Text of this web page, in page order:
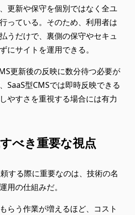
更新や保守を個別ではなく全ユ
っている。そのため、利用者は
うだけで、裏側の保守やセキュ
にサイトを運用できる。
更新後の反映に数分待つ必要が
SaaS型CMSでは即時反映できる
やすさを重視する場合には有力
べき重要な視点
する際に重要なのは、技術の名
用の仕組みだ。
らう作業が増えるほど、コスト